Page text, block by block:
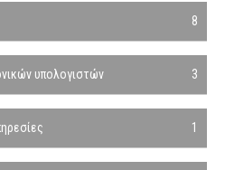
8
υπολογιστών 3
1